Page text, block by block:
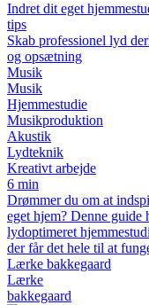
Indret dit eget
tips
Skab professionel lyd
og opsætning
Musik
Musik
Hjemmestudie
Musikproduktion
Akustik
Lydteknik
Kreativt arbejde
6 min
Drømmer du om at
eget hjem? Denne
lydoptimeret
der får det hele til at
Lærke bakkegaard
Lærke
bakkegaard